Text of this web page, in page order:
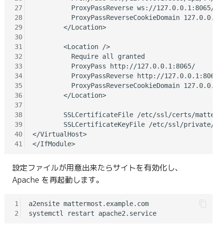
27
28
29
30
31
32
33
34
35
36
37
38
39
40
41
ProxyPassReverse ws://
ProxyPassReverseCookieDomain
        </Location>
        <Location />
          Require all granted
          ProxyPass http://127.0.0.1:8065/
ProxyPassReverse http://
ProxyPassReverseCookieDomain
        </Location>
SSLCertificateFile /etc/ssl/certs/
SSLCertificateKeyFile /etc/ssl/
</VirtualHost>
</IfModule>
設定ファイルが用意出来たらサイトを有効化し、
Apache を再起動します。
1
2
a2ensite mattermost.example.com
systemctl restart apache2.service